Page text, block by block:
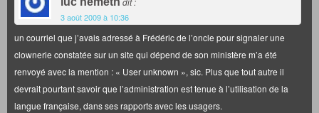
3 août 2009 à 10:36
un courriel que j’avais adressé à Frédéric de l’oncle pour signaler une
clownerie constatée sur un site qui dépend de son ministère m’a été
renvoyé avec la mention : « User unknown », sic. Plus que tout autre il
devrait pourtant savoir que l’administration est tenue à l’utilisation de la
langue française, dans ses rapports avec les usagers.